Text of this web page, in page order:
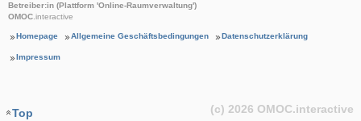
Betreiber:in (Plattform 'Online-Raumverwaltung')
OMOC.interactive
Homepage Allgemeine Geschäftsbedingungen Datenschutzerklärung
Impressum
Top (c) 2026 OMOC.interactive